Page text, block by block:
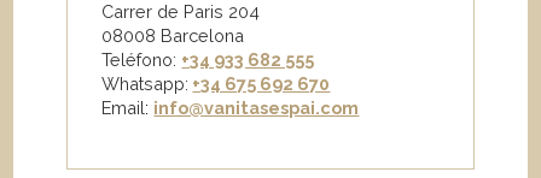
Carrer de Paris 204
08008 Barcelona
Teléfono: +34 933 682 555
Whatsapp: +34 675 692 670
Email: info@vanitasespai.com